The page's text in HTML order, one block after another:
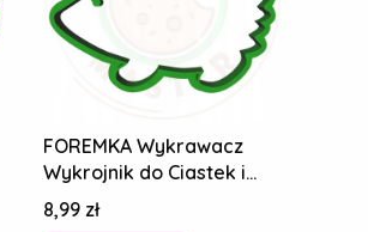
FOREMKA Wykrawacz
Wykrojnik do Ciastek i
Pierników - Jeżyk Jeż 1
Cena
8,99 zł